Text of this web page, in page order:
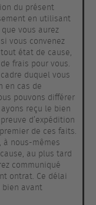
du présent
en utilisant
vous aurez
vous convenez
état de cause,
frais pour vous.
duquel vous
en cas de
pouvons différer
reçu le bien
d’expédition
de ces faits.
à nous-mêmes
au plus tard
communiqué
ontrat. Ce délai
bien avant